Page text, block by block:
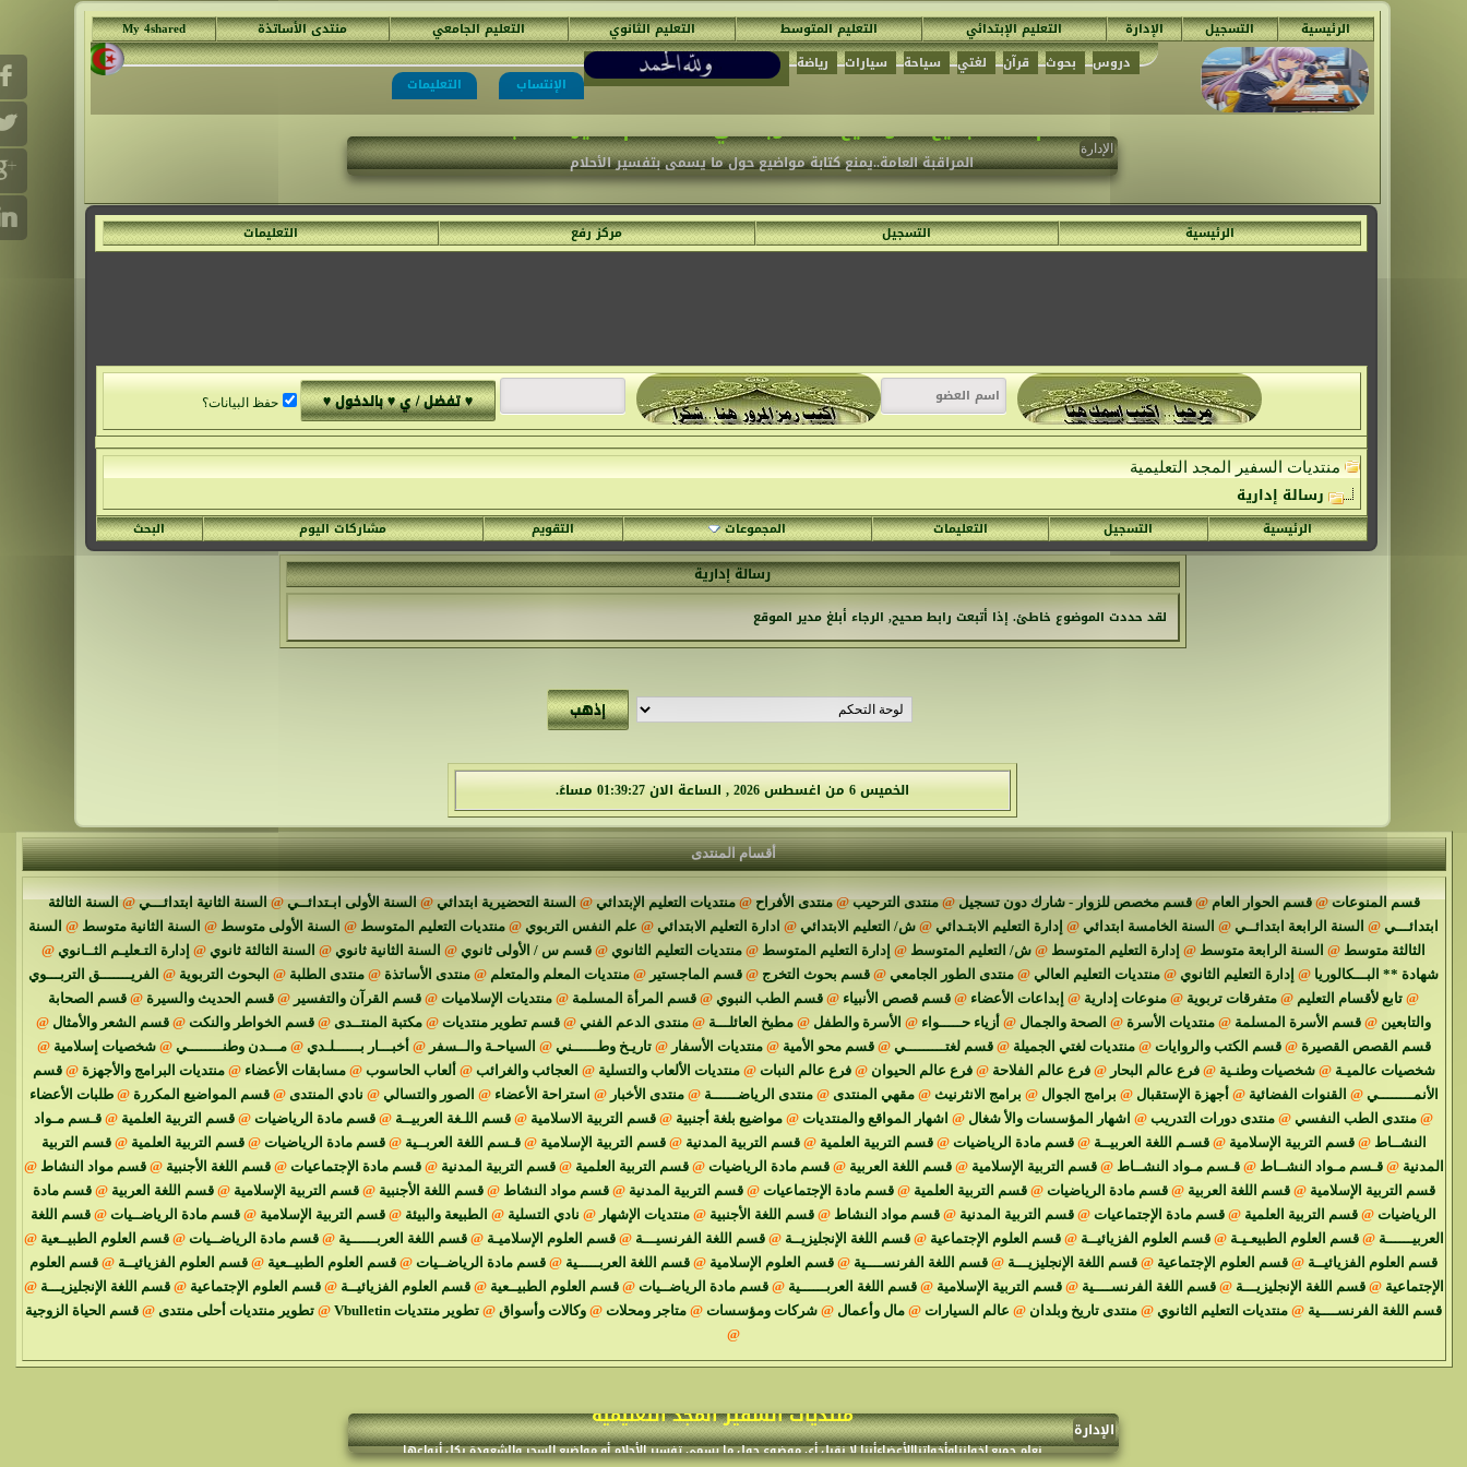
الرئيسية التسجيل الإدارة التعليم الإبتدائي التعليم المتوسط التعليم الثانوي التعليم الجامعي منتدى الأساتذة
My 4shared
دروس
بحوث قرآن لغتي سياحة سيارات
رياضة
الإنتساب
التعليمات
الإدارة
مُنْتَدَيَات السَّفِير الْمُجِدّ التَّعْلِيمِيَّة
تم حدف جميع المواضيع المكتوبة في الأ قسام الغير مناسبة .
المراقبة العامة..يمنع كتابة مواضيع حول ما يسمى بتفسير الأحلام
الرئيسية التسجيل مركز رفع التعليمات
حفظ البيانات؟
منتديات السفير المجد التعليمية
رسالة إدارية
الرئيسية التسجيل التعليمات المجموعات التقويم مشاركات اليوم البحث
رسالة إدارية
لقد حددت الموضوع خاطئ. إذا أتبعت رابط صحيح, الرجاء أبلغمدير الموقع
الخميس 6 من اغسطس 2026 , الساعة الان 01:39:28 مساءً.
أقسام المنتدى
قسم المنوعات @قسم الحوار العام @قسم مخصص للزوار - شارك دون تسجيل @منتدى الترحيب @منتدى الأفراح @منتديات التعليم الإبتدائي @السنة التحضيرية ابتدائي @السنة الأولى ابـتدائــي @السنة الثانية ابتدائـــي @السنة الثالثة
ابتدائـــي @ السنة الرابعة ابتدائــي @ السنة الخامسة ابتدائي @ إدارة التعليم الابتـدائي @ ش/ التعليم الابتدائي @ ادارة التعليم الابتدائي @ علم النفس التربوي @ منتديات التعليم المتوسط @ السنة الأولى متوسط @ السنة الثانية متوسط @ السنة
الثالثة متوسط @ السنة الرابعة متوسط @ إدارة التعليم المتوسط @ ش/ التعليم المتوسط @ إدارة التعليم المتوسط @ منتديات التعليم الثانوي @ قسم س / الأولى ثانوي @ السنة الثانية ثانوي @ السنة الثالثة ثانوي @ إدارة التـعليـم الثــانوي @
شهادة ** البـــكالوريا @ إدارة التعليم الثانوي @ منتديات التعليم العالي @ منتدى الطور الجامعي @ قسم بحوث التخرج @ قسم الماجستير @ منتديات المعلم والمتعلم @ منتدى الأساتذة @ منتدى الطلبة @ البحوث التربوية @ الفريـــــــق التربـــوي
@ تابع لأقسام التعليم @ متفرقات تربوية @ منوعات إدارية @ إبداعات الأعضاء @ قسم قصص الأنبياء @ قسم الطب النبوي @ قسم المرأة المسلمة @ منتديات الإسلاميات @ قسم القرآن والتفسير @ قسم الحديث والسيرة @ قسم الصحابة
والتابعين @ قسم الأسرة المسلمة @ منتديات الأسرة @ الصحة والجمال @ أزياء حـــــواء @ الأسرة والطفل @ مطبخ العائلـــة @ منتدى الدعم الفني @ قسم تطوير منتديات @ مكتبة المنتــدى @ قسم الخواطر والنكت @ قسم الشعر والأمثال @
قسم القصص القصيرة @قسم الكتب والروايات @منتديات لغتي الجميلة @قسم لغتـــــــــي @قسم محو الأمية @منتديات الأسفار @تاريـخ وطــــــني @ السياحـة والــسفر @ أخبـــار بــــــلـدي @مـــدن وطنــــــــي @شخصيات إسلامية @
شخصيات عالميـة @شخصيات وطنـية @فرع عالم البحار @فرع عالم الفلاحة @فرع عالم الحيوان @فرع عالم النبات @منتديات الألعاب والتسلية @ العجائب والغرائب @ ألعاب الحاسوب @مسابقات الأعضاء @منتديات البرامج والأجهزة @قسم
الأنمــــــــي @ القنوات الفضائية @ أجهزة الإستقبال @ برامج الجوال @ برامج الانثرنيث @مقهي المنتدى @منتدى الرياضــــــة @منتدى الأخبار @ استراحة الأعضاء @ الصور والتسالي @ نادي المنتدى @قسم المواضيع المكررة @طلبات الأعضاء
@ منتدى الطب النفسي @ منتدى دورات التدريب @ اشهار المؤسسات والأ شغال @ اشهار المواقع والمنتديات @ مواضيع بلغة أجنبية @ قسم التربية الاسلامية @ قسم اللـغة العربيــة @ قسم مادة الرياضيات @ قسم التربية العلمية @ قـسم مـواد
النشــاط @قسم التربية الإسلامية @قسـم اللغة العربيــة @قسم مادة الرياضيات @قسم التربية العلمية @قسم التربية المدنية @قسم التربية الإسلامية @قـسم اللغة العربــية @قسم مادة الرياضيات @قسم التربية العلمية @قسم التربية
المدنية @قـسم مـواد النشــاط @قـسم مـواد النشــاط @قسم التربية الإسلامية @قسم اللغة العربية @قسم مادة الرياضيات @قسم التربية العلمية @قسم التربية المدنية @قسم مادة الإجتماعيات @قسم اللغة الأجنبية @قسم مواد النشاط @
قسم التربية الإسلامية @قسم اللغة العربية @قسم مادة الرياضيات @قسم التربية العلمية @قسم مادة الإجتماعيات @قسم التربية المدنية @قسم مواد النشاط @قسم اللغة الأجنبية @قسم التربية الإسلامية @قسم اللغة العربية @قسم مادة
الرياضيات @ قسم التربية العلمية @ قسم مادة الإجتماعيات @ قسم التربية المدنية @ قسم مواد النشاط @ قسم اللغة الأجنبية @ منتديات الإشهار @ نادي التسلية @ الطبيعة والبيئة @ قسم التربية الإسلامية @ قسم مادة الرياضــيات @ قسم اللغة
العربيــــــة @قسم العلوم الطبيعـيـة @قسم العلوم الفزيائيــة @قسم العلوم الإجتماعية @قسم اللغة الإنجليزيــة @قسم اللغة الفرنسيـــة @قسم العلوم الإسلاميـة @قسم اللغة العربــــــية @قسم مادة الرياضــيات @قسم العلوم الطبيــعية @
قسم العلوم الفزيائيــة @ قسم العلوم الإجتماعية @ قسم اللغة الإنجليزيـــة @ قسم اللغة الفرنســــية @ قسم العلوم الإسلامية @ قسم اللغة العربـــــية @ قسم مادة الرياضــيات @ قسم العلوم الطبيــعية @ قسم العلوم الفزيائيــة @ قسم العلوم
الإجتماعية @قسم اللغة الإنجليزيـــة @قسم اللغة الفرنســــية @قسم التربية الإسلامية @قسم اللغة العربــــــية @قسم مادة الرياضــيات @قسم العلوم الطبيــعية @قسم العلوم الفزيائيــة @قسم العلوم الإجتماعية @قسم اللغة الإنجليزيـــة @
قسم اللغة الفرنســــية @ منتديات التعليم الثانوي @ منتدى تاريخ وبلدان @ عالم السيارات @ مال وأعمال @ شركات ومؤسسات @ متاجر ومحلات @ وكالات وأسواق @ تطوير منتديات Vbulletin @ تطوير منتديات أحلى منتدى @ قسم الحياة الزوجية
@
الإدارة نعلم جميع إخوانناوأخواتناالأعضاءأننا لا نقبل أي موضوع حول ما يسمى تفسير الأحلام أو مواضيع السحر والشعودة بكل أنواعها